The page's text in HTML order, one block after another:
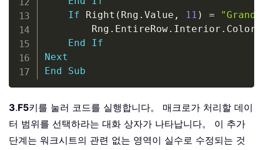
If Right ( Rng . Value , 11 ) =
        Rng
. EntireRow. Interior .
End
If
Next
End
Sub
3.F5키를 눌러 코드를 실행합니다。 매크로가 처리할 데이
터 범위를 선택하라는 대화 상자가 나타납니다。 이 추가
단계는 워크시트의 관련 없는 영역이 실수로 수정되는 것